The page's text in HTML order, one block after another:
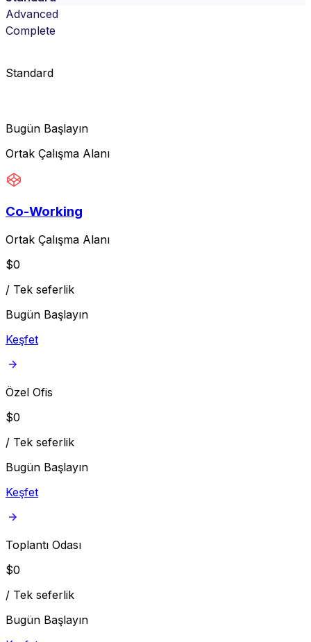
Advanced
Complete
Standard
Bugün Başlayın
Ortak Çalışma Alanı
Co-Working
Ortak Çalışma Alanı
$0
/ Tek seferlik
Bugün Başlayın
Keşfet
Özel Ofis
$0
/ Tek seferlik
Bugün Başlayın
Keşfet
Toplantı Odası
$0
/ Tek seferlik
Bugün Başlayın